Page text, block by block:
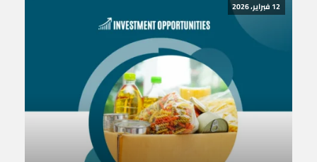
12 فبراير، 2026